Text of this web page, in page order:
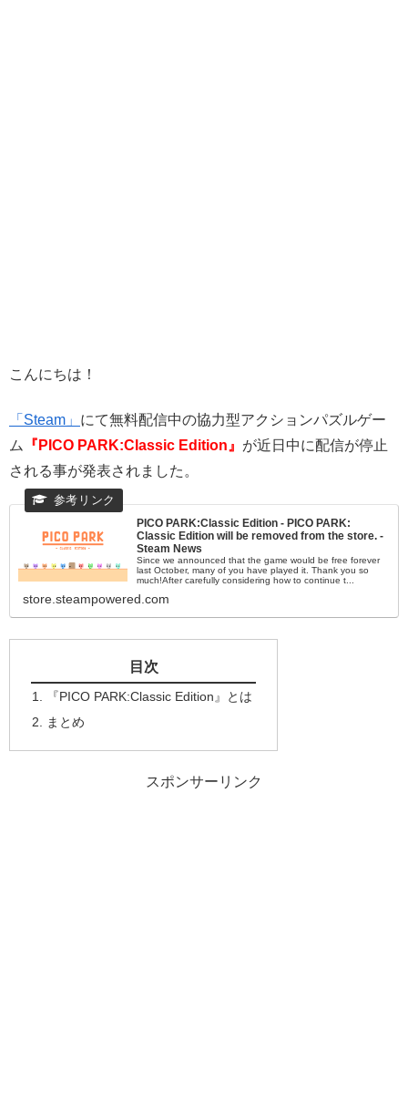
こんにちは！
「Steam」 にて無料配信中の協力型アクションパズルゲー
ム
『PICO PARK:Classic Edition 』 が近日中に配信が停止
される事が発表されました。
PICO PARK:Classic Edition - PICO PARK:
Classic Edition will be removed from the store. -
Steam News
Since we announced that the game would be free forever
last October, many of you have played it. Thank you so
much!After carefully considering how to continue t...
store.steampowered.com
目次
『PICO PARK:Classic Edition』とは
まとめ
スポンサーリンク